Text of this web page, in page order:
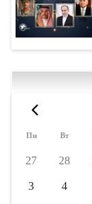
Пн Вт
27 28
3 4